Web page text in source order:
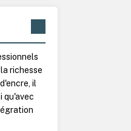
richesse
il
qu'avec